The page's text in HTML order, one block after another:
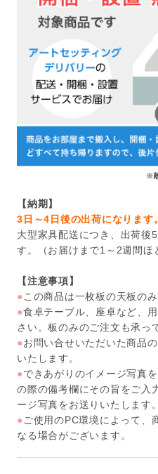
【納期】
3日～4日後の出荷になります。
大型家具配送につき、出荷後
す。（お届けまで1～2週間ほ
【注意事項】
●この商品は一枚板の天板の
●食卓テーブル、座卓など、
さい。板のみのご注文も承っ
●お問い合せいただいた商品
いたします。
●できあがりのイメージ写真
の際の備考欄にその旨をご入
ージ写真をお送りいたします。
●ご使用のPC環境によって、
なる場合がございます。